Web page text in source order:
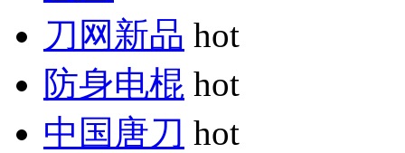
刀网新品 hot
防身电棍 hot
中国唐刀 hot